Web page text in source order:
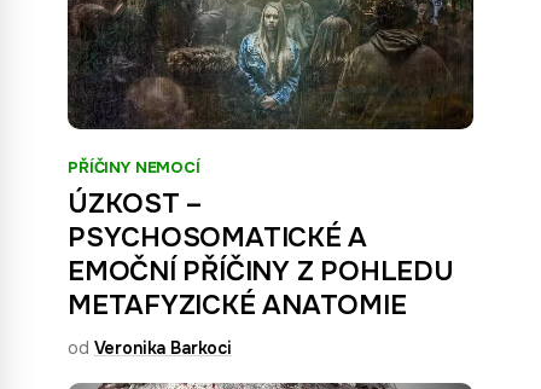
PŘÍČINY NEMOCÍ
ÚZKOST –
PSYCHOSOMATICKÉ A
EMOČNÍ PŘÍČINY Z POHLEDU
METAFYZICKÉ ANATOMIE
od Veronika Barkoci